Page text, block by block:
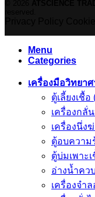
Menu
Categories
เครื่องมือวิทยา
ตู้เลี้ยงเชื้อ
เครื่องกลั่
เครื่องนึ่ง
ตู้อบความ
ตู้บ่มเพาะ
อ่างน้ำค
เครื่องจำ